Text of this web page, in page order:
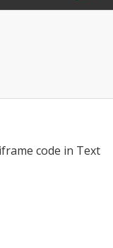
code in Text